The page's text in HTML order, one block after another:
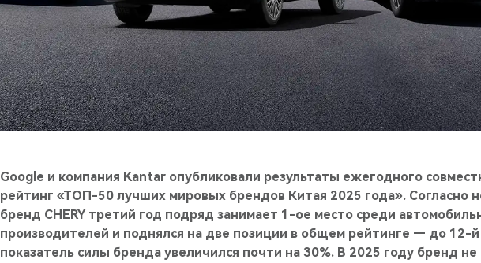
Google и компания Kantar опубликовали результаты ежегодного
рейтинг «ТОП-50 лучших мировых брендов Китая 2025 года». Согласно
бренд CHERY третий год подряд занимает 1-ое место среди
производителей и поднялся на две позиции в общем рейтинге — до 12-
показатель силы бренда увеличился почти на 30%. В 2025 году бренд не